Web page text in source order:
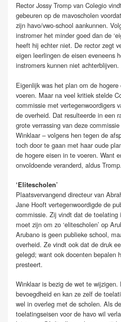
Rector Jossy Tromp van Colegio
gebeuren op de mavoscholen
zijn havo/vwo-school aankunnen.
instromer het minder goed dan de
heeft hij echter niet. De rector zegt
eigen leerlingen de eisen eveneens
instromers kunnen niet achterblijven.
Eigenlijk was het plan om de
voeren. Maar na veel kritiek stelde
commissie met vertegenwoordigers
de overheid. Dat resulteerde in een
grote verrassing van deze
Winklaar – volgens hen tegen de
toch door te gaan met haar oude
de hogere eisen in te voeren. Want
onvoldoende veranderd, aldus Tromp.
‘Elitescholen’
Plaatsvervangend directeur van
Jane Hooft vertegenwoordigde de
commissie. Zij vindt dat de toelating
moet zijn om zo ‘elitescholen’ op
Arubano is geen publieke school,
overheid. Ze vindt ook dat de druk
gelegd; want ook docenten bepalen
presteert.
Winklaar is bezig de wet te wijzigen.
bevoegdheid en kan ze zelf de
wel in overleg met de scholen. Als
toelatingseisen voor de havo wil